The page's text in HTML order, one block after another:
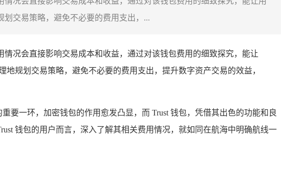
交易策略，避免不必要的费用支出，...
况会直接影响交易成本和收益，通过对该钱包费用的细致探究，能让
规划交易策略，避免不必要的费用支出，提升数字资产交易的效益，
要一环，加密钱包的作用愈发凸显，而 Trust 钱包，凭借其出色的功能和良
钱包的用户而言，深入了解其相关费用情况，就如同在航海中明确航线一